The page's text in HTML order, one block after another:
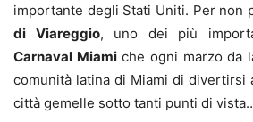
importante degli Stati Uniti. Per non
di Viareggio, uno dei più
Carnaval Miamiche ogni marzo da
comunità latina di Miami di divertirsi
città gemelle sotto tanti punti di